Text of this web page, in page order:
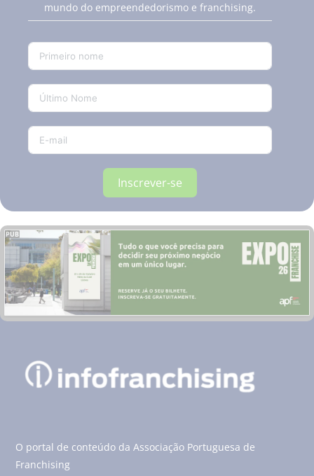
mundo do empreendedorismo e franchising.
Inscrever-se
PUB
O portal de conteúdo da Associação Portuguesa de
Franchising